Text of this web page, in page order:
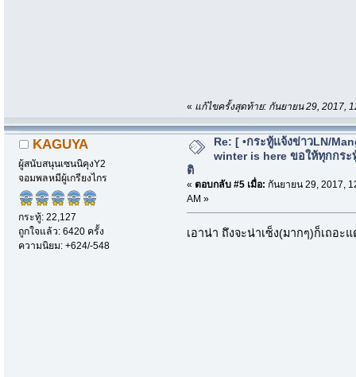
« แก้ไขครั้งสุดท้าย: กันยายน 29, 2017,
KAGUYA
ผู้สนับสนุนเซนนิคุงY2
จอมพลหมีผู้เกรียงไกร
กระทู้: 22,127
ถูกใจแล้ว: 6420 ครั้ง
ความนิยม: +624/-548
Re: [ •กระทู้แจ้งข่าวLN/
winter is here ขอให้ทุกกระ
ติ
« ตอบกลับ #5 เมื่อ: กันยายน 29, 2017,
AM »
เอาน่า ถึงจะน่าเซ็ง(มากๆ)ก็เถอ